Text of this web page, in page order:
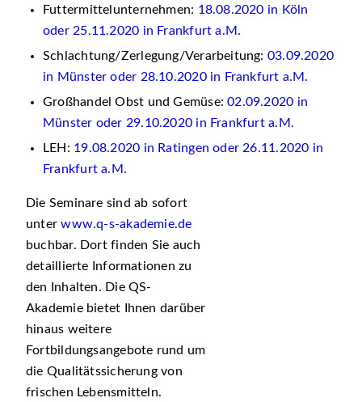
Futtermittelunternehmen: 18.08.2020 in Köln
oder 25.11.2020 in Frankfurt a.M.
Schlachtung/Zerlegung/Verarbeitung: 03.09.2020
in Münster oder 28.10.2020 in Frankfurt a.M.
Großhandel Obst und Gemüse:02.09.2020 in
Münster oder 29.10.2020 in Frankfurt a.M.
LEH: 19.08.2020 in Ratingen oder 26.11.2020 in
Frankfurt a.M.
Die Seminare sind ab sofort
unterwww.q-s-akademie.de
buchbar. Dort finden Sie auch
detaillierte Informationen zu
den Inhalten. Die QS-
Akademie bietet Ihnen darüber
hinaus weitere
Fortbildungsangebote rund um
die Qualitätssicherung von
frischen Lebensmitteln.